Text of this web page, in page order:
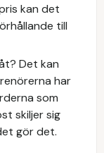
kan det
till
Det kan
har
som
skiljer sig
gör det.